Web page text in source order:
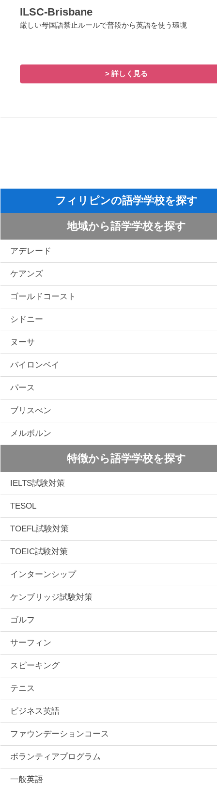
ILSC-Brisbane
厳しい母国語禁止ルールで普段から英語を使う環境
> 詳しく見る
フィリピンの語学学校を探す
地域から語学学校を探す
アデレード
ケアンズ
ゴールドコースト
シドニー
ヌーサ
バイロンベイ
パース
ブリスべン
メルボルン
特徴から語学学校を探す
IELTS試験対策
TESOL
TOEFL試験対策
TOEIC試験対策
インターンシップ
ケンブリッジ試験対策
ゴルフ
サーフィン
スピーキング
テニス
ビジネス英語
ファウンデーションコース
ボランティアプログラム
一般英語